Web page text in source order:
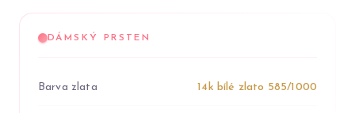
DÁMSKÝ PRSTEN
Barva zlata 14k bílé zlato 585/1000